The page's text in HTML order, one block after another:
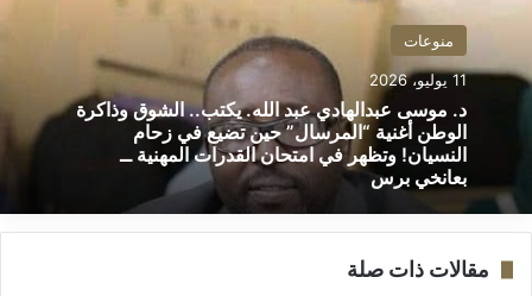
منوعات
11 يوليو، 2026
د. موسى عبدالهادي عبد الله. يكتب.. الشوق وذاكرة
الوطن أغنية “المرسال” حين تضيع في زحام
النسيان! وتظهر في امتحان القدرات المهنية ــ
بعانخي برس
مقالات ذات صلة